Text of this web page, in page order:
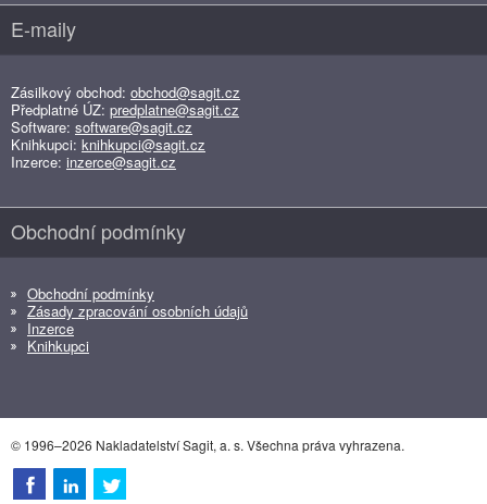
E-maily
Zásilkový obchod: obchod@sagit.cz
Předplatné ÚZ: predplatne@sagit.cz
Software: software@sagit.cz
Knihkupci: knihkupci@sagit.cz
Inzerce: inzerce@sagit.cz
Obchodní podmínky
Obchodní podmínky
Zásady zpracování osobních údajů
Inzerce
Knihkupci
© 1996–2026 Nakladatelství Sagit, a. s. Všechna práva vyhrazena.